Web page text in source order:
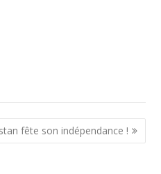
fête son indépendance !